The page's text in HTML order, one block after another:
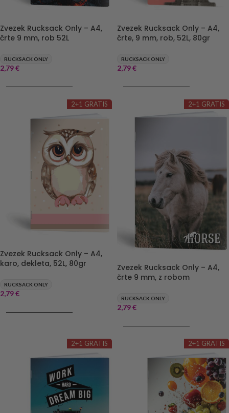
Zvezek Rucksack Only – A4,
črte 9 mm, rob 52L
RUCKSACK ONLY
2,79€
Zvezek Rucksack Only – A4,
črte, 9 mm, rob, 52L, 80gr
RUCKSACK ONLY
2,79€
2+1 GRATIS
Zvezek Rucksack Only – A4,
karo, dekleta, 52L, 80gr
RUCKSACK ONLY
2,79€
2+1 GRATIS
Zvezek Rucksack Only – A4,
črte 9 mm, z robom
RUCKSACK ONLY
2,79€
2+1 GRATIS 2+1 GRATIS